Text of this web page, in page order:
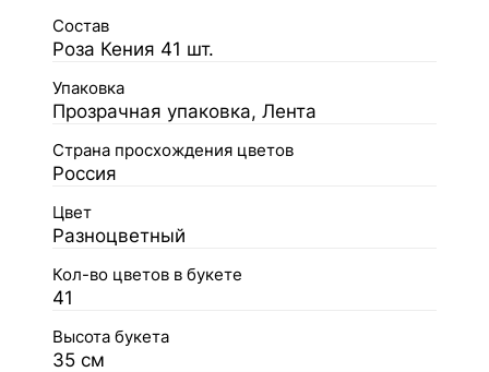
Состав
Роза Кения 41 шт.
Упаковка
Прозрачная упаковка, Лента
Страна просхождения цветов
Россия
Цвет
Разноцветный
Кол-во цветов в букете
41
Высота букета
35 см